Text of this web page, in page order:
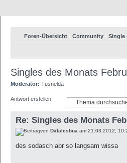
Foren-Übersicht Community Single
Singles des Monats
Moderator: Tusnelda
Antwort erstellen
Re: Singles des Monats
von Däfalesbua am 21.03.2012,
des sodasch abr so langsam wissa